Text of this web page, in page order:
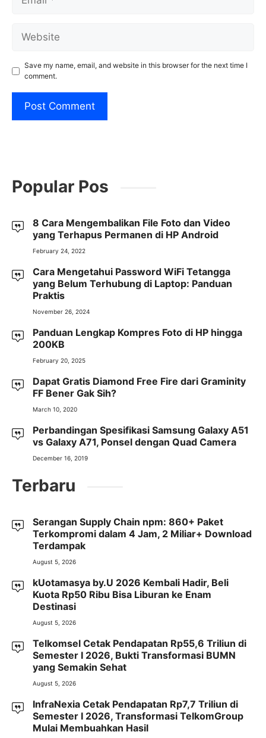
Website
Save my name, email, and website in this browser for the next time I
comment.
Popular Pos
8 Cara Mengembalikan File Foto dan Video
yang Terhapus Permanen di HP Android
February 24, 2022
Cara Mengetahui Password WiFi Tetangga
yang Belum Terhubung di Laptop: Panduan
Praktis
November 26, 2024
Panduan Lengkap Kompres Foto di HP hingga
200KB
February 20, 2025
Dapat Gratis Diamond Free Fire dari Graminity
FF Bener Gak Sih?
March 10, 2020
Perbandingan Spesifikasi Samsung Galaxy A51
vs Galaxy A71, Ponsel dengan Quad Camera
December 16, 2019
Terbaru
Serangan Supply Chain npm: 860+ Paket
Terkompromi dalam 4 Jam, 2 Miliar+ Download
Terdampak
August 5, 2026
kUotamasya by.U 2026 Kembali Hadir, Beli
Kuota Rp50 Ribu Bisa Liburan ke Enam
Destinasi
August 5, 2026
Telkomsel Cetak Pendapatan Rp55,6 Triliun di
Semester I 2026, Bukti Transformasi BUMN
yang Semakin Sehat
August 5, 2026
InfraNexia Cetak Pendapatan Rp7,7 Triliun di
Semester I 2026, Transformasi TelkomGroup
Mulai Membuahkan Hasil